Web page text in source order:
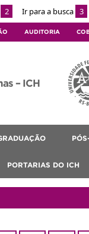
2 Ir para a busca 3
AUDITORIA
– ICH
PORTARIAS DO ICH